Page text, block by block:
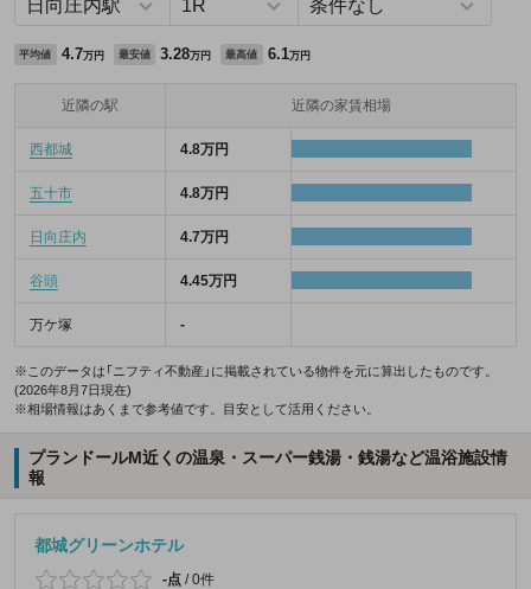
平均値 4.7万円 最安値 3.28万円 最高値 6.1万円
近隣の駅 近隣の家賃相場
西都城 4.8万円
五十市 4.8万円
日向庄内 4.7万円
谷頭 4.45万円
万ケ塚 -
※このデータは「ニフティ不動産」に掲載されている物件を元に算出したものです。
(2026年8月7日現在)
※相場情報はあくまで参考値です。目安として活用ください。
プランドールM近くの温泉・スーパー銭湯・銭湯など温浴施設情
報
都城グリーンホテル
-点 /0件